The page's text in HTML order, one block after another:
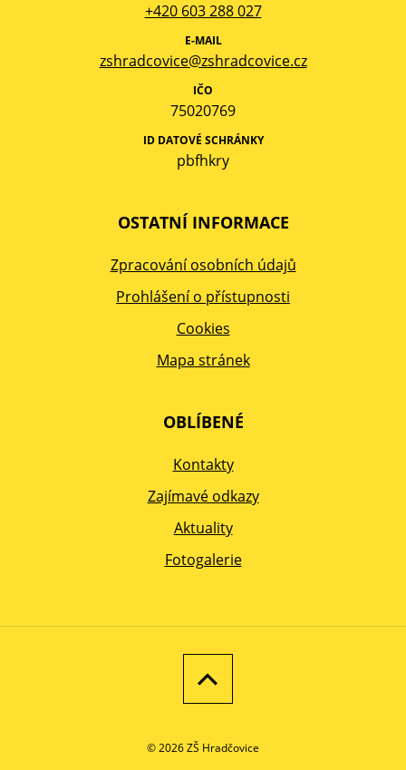
+420 603 288 027
E-MAIL
zshradcovice@zshradcovice.cz
IČO
75020769
ID DATOVÉ SCHRÁNKY
pbfhkry
OSTATNÍ INFORMACE
Zpracování osobních údajů
Prohlášení o přístupnosti
Cookies
Mapa stránek
OBLÍBENÉ
Kontakty
Zajímavé odkazy
Aktuality
Fotogalerie
© 2026 ZŠ Hradčovice